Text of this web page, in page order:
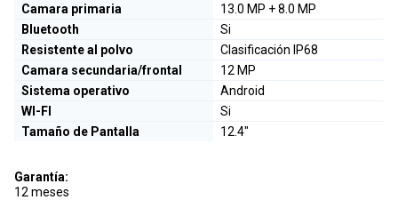
Camara primaria
13.0 MP + 8.0 MP
Bluetooth
Si
Resistente al polvo
Clasificación IP68
Camara secundaria/frontal
12 MP
Sistema operativo
Android
WI-FI
Si
Tamaño de Pantalla
12.4"
Garantía:
12 meses